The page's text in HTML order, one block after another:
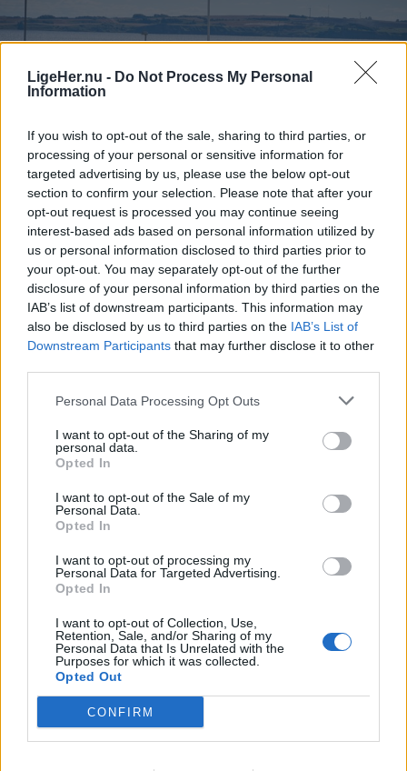
LigeHer.nu - Do Not Process My Personal
Information
If you wish to opt-out of the sale, sharing to third parties, or
processing of your personal or sensitive information for
targeted advertising by us, please use the below opt-out
section to confirm your selection. Please note that after your
opt-out request is processed you may continue seeing
interest-based ads based on personal information utilized by
us or personal information disclosed to third parties prior to
your opt-out. You may separately opt-out of the further
disclosure of your personal information by third parties on the
IAB’s list of downstream participants. This information may
also be disclosed by us to third parties on the IAB’s List of
Downstream Participants that may further disclose it to other
Personal Data Processing Opt Outs
I want to opt-out of the Sharing of my
personal data.
Opted In
I want to opt-out of the Sale of my
Personal Data.
Opted In
I want to opt-out of processing my
Personal Data for Targeted Advertising.
Opted In
I want to opt-out of Collection, Use,
Retention, Sale, and/or Sharing of my
Personal Data that Is Unrelated with the
Purposes for which it was collected.
Opted Out
CONFIRM
Helt konkret kan de manglende millioner medføre,
at nogle ruter må sløjfes helt - mens andre ruter
måske får færre afgange, skriver mediet.
Mad & Drikke
Thisted Camping får nye ejere:
Familien flytter ind på pladsen
Frederikke Haandbæk Henriksen
Journalist
Følg os på Discover
William Christiansen som ejere skal Thisted
Camping nu skifte hænder.
Fra 1. januar 2027 overtager Gitte og Henrik
den fjerde i deres familievirksomhed Let’s Camp.
Janni og William Christiansen overtog Thisted
Camping den 1. maj 2006 og drev selv pladsen
frem til midten af 2013. Siden har den i en
årrække været forpagtet ud, mens den de seneste
to sæsoner er blevet drevet af deres
medarbejdere.
Vis mere